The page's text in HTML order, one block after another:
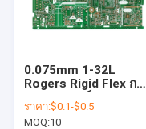
0.075mm 1-32L
Rogers Rigid Flex การ
ISO13485
ราคา:$0.1-$0.5
MOQ:10